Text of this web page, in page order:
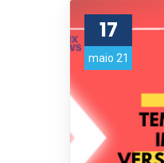
17
maio 21